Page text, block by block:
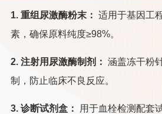
1. 重组尿激酶粉末： 适用于基因工
素，确保原料纯度≥98%。
2. 注射用尿激酶制剂： 涵盖冻干粉
制，防止临床不良反应。
3. 诊断试剂盒：
用于血栓检测配套